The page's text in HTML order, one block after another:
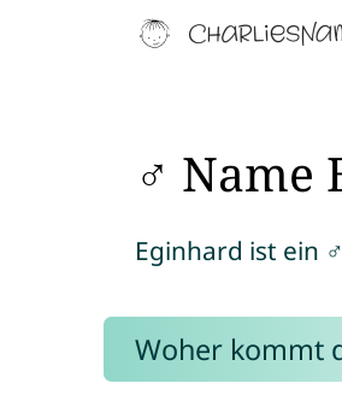
♂ Name
Eginhard ist ein ♂
Woher kommt